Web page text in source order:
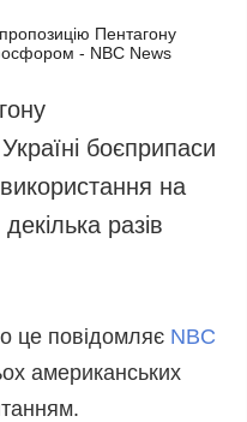
Тендери
протидія
корупції
Політика
конфіденційності
та захисту
ЗВІТИ
РЕДАКЦІЙНИЙ
КОДЕКС
боєприпаси
на
разів
це повідомляє NBC
американських